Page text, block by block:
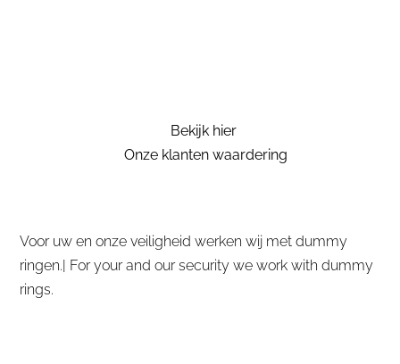
Bekijk hier
Onze klanten waardering
Voor uw en onze veiligheid werken wij met dummy
ringen.| For your and our security we work with dummy
rings.